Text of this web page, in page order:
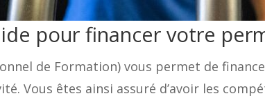
pour financer votre
de Formation) vous permet de
Vous êtes ainsi assuré d’avoir les